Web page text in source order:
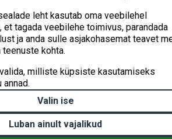
SISUKAART ESITA PÄRING
leht kasutab oma veebilehel
et tagada veebilehe toimivus, parandada
ja anda sulle asjakohasemat teavet
kohta.
milliste küpsiste kasutamiseks
Valin ise
Luban ainult vajalikud